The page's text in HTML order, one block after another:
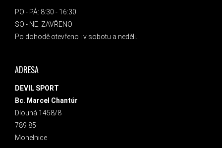
PO - PÁ: 8:30 - 16:30
SO - NE: ZAVŘENO
Po dohodě otevřeno i v sobotu a neděli.
ADRESA
DEVIL SPORT
Bc. Marcel Chantúr
Dlouhá 1458/8
789 85
Mohelnice